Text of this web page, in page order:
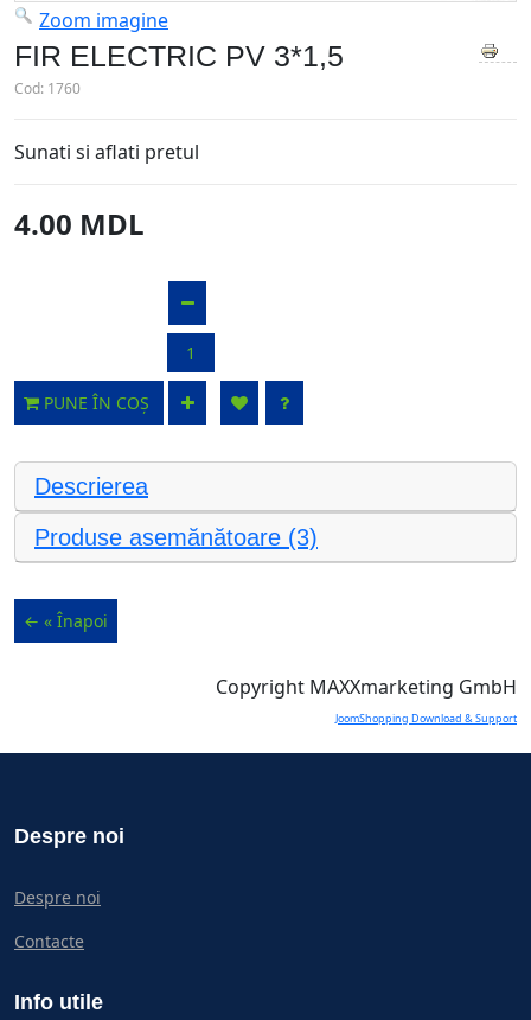
Zoom imagine
FIR ELECTRIC PV 3*1,5
Cod: 1760
Sunati si aflati pretul
4.00 MDL
PUNE ÎN COȘ
Descrierea
Produse asemănătoare (3)
Copyright MAXXmarketing GmbH
JoomShopping Download & Support
Despre noi
Despre noi
Contacte
Info utile